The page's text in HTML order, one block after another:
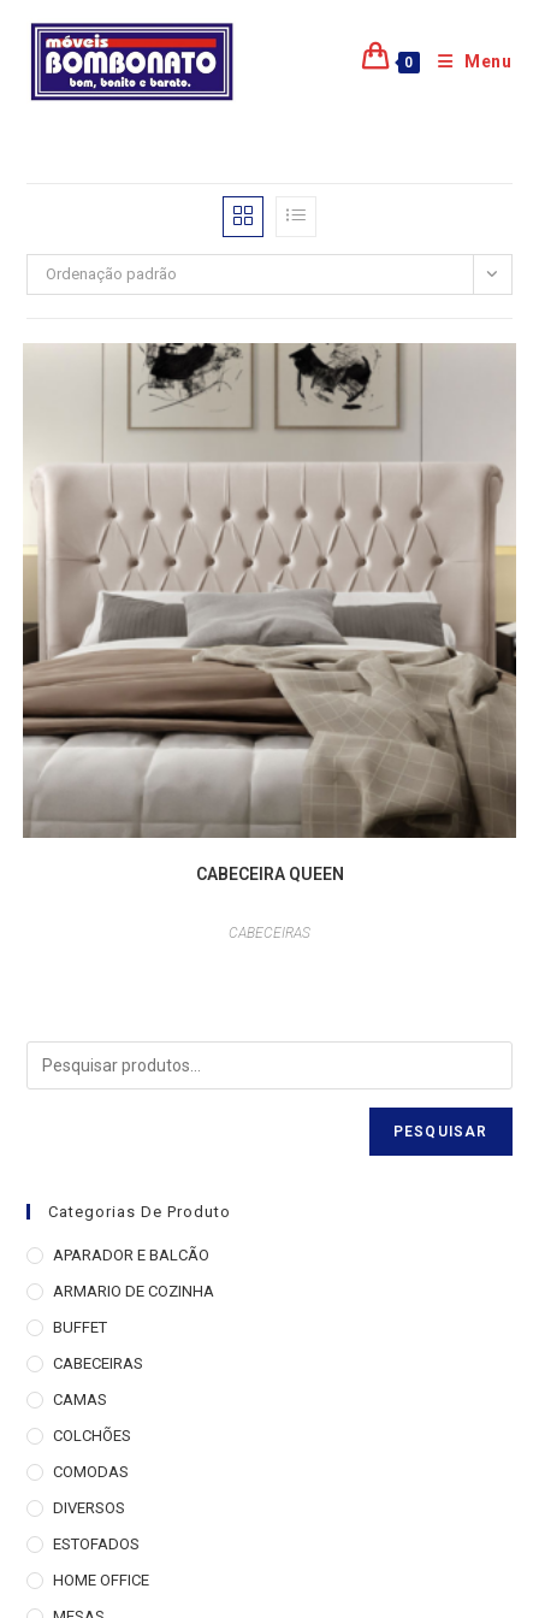
0 Menu
Ordenação padrão
CABECEIRA QUEEN
CABECEIRAS
PESQUISAR
Categorias De Produto
APARADOR E BALCÃO
ARMARIO DE COZINHA
BUFFET
CABECEIRAS
CAMAS
COLCHÕES
COMODAS
DIVERSOS
ESTOFADOS
HOME OFFICE